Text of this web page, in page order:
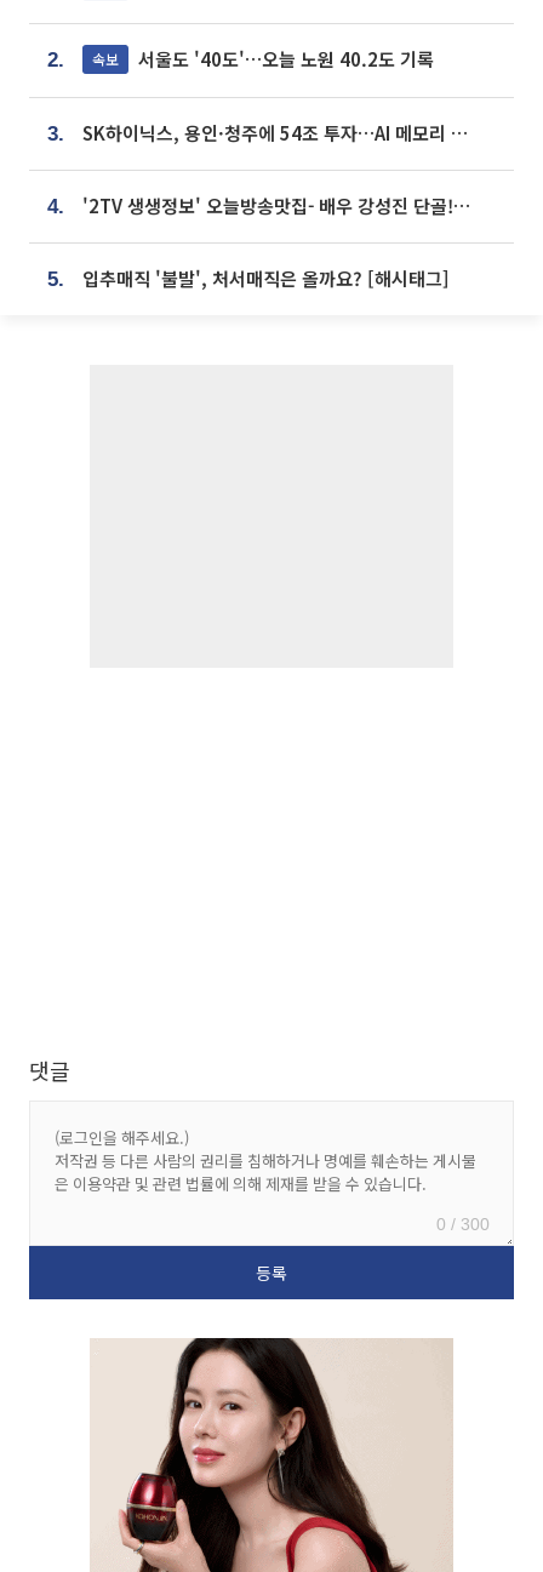
2. 속보 서울도 '40도'…오늘 노원 40.2도 기록
3. SK하이닉스, 용인·청주에 54조 투자…AI 메모리 생산기지 키운다
4. '2TV 생생정보' 오늘방송맛집- 배우 강성진 단골! 쌀국수ㆍ푸팟퐁 커리 맛집 '블○○○'
5. 입추매직 '불발', 처서매직은 올까요? [해시태그]
댓글
0 / 300